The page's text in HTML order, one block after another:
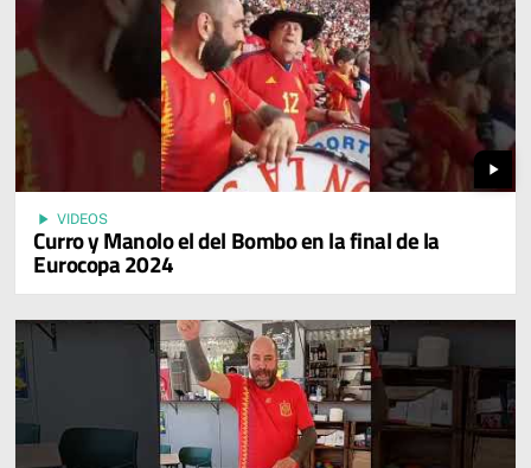
play_arrow
play_arrow VIDEOS
Curro y Manolo el del Bombo en la final de la
Eurocopa 2024